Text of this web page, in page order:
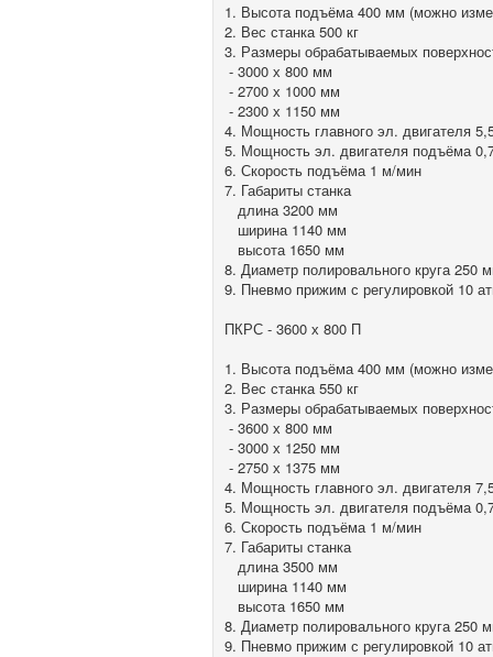
1. Высота подъёма 400 мм (можно
2. Вес станка 500 кг
3. Размеры обрабатываемых
- 3000 х 800 мм
- 2700 х 1000 мм
- 2300 х 1150 мм
4. Мощность главного эл. двигателя
5. Мощность эл. двигателя подъёма
6. Скорость подъёма 1 м/мин
7. Габариты станка
длина 3200 мм
ширина 1140 мм
высота 1650 мм
8. Диаметр полировального круга 250
9. Пневмо прижим с регулировкой 10
ПКРС - 3600 х 800 П
1. Высота подъёма 400 мм (можно
2. Вес станка 550 кг
3. Размеры обрабатываемых
- 3600 х 800 мм
- 3000 х 1250 мм
- 2750 х 1375 мм
4. Мощность главного эл. двигателя
5. Мощность эл. двигателя подъёма
6. Скорость подъёма 1 м/мин
7. Габариты станка
длина 3500 мм
ширина 1140 мм
высота 1650 мм
8. Диаметр полировального круга 250
9. Пневмо прижим с регулировкой 10